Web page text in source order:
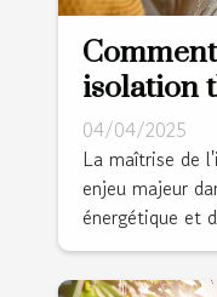
isolation
réduire
04/04/2025
La maîtrise de
enjeu majeur
énergétique et